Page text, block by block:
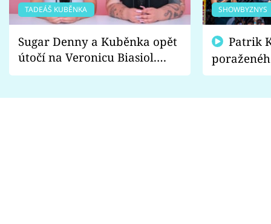
TADEÁŠ KUBĚNKA
Sugar Denny a Kuběnka opět
útočí na Veronicu Biasiol.
Proč je podle nich falešná a
SHOWBYZNYS
fanoušci